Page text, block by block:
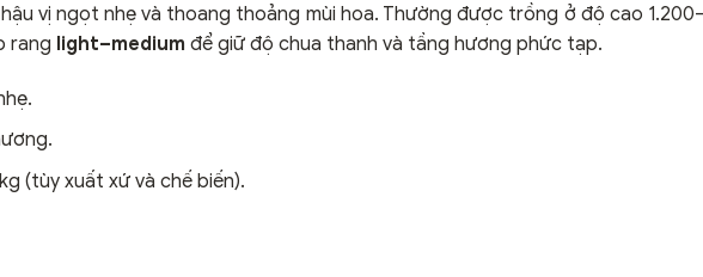
vị ngọt nhẹ và thoang thoảng mùi hoa. Thường được trồng ở độ cao
rang light–medium để giữ độ chua thanh và tầng hương phức tạp.
(tùy xuất xứ và chế biến).